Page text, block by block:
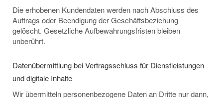
Die erhobenen Kundendaten werden nach Abschluss des
Auftrags oder Beendigung der Geschäftsbeziehung
gelöscht. Gesetzliche Aufbewahrungsfristen bleiben
unberührt.
Datenübermittlung bei Vertragsschluss für Dienstleistungen
und digitale Inhalte
Wir übermitteln personenbezogene Daten an Dritte nur dann,